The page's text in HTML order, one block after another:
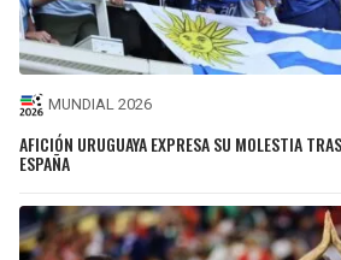
MUNDIAL 2026
AFICIÓN URUGUAYA EXPRESA SU MOLESTIA
ESPAÑA